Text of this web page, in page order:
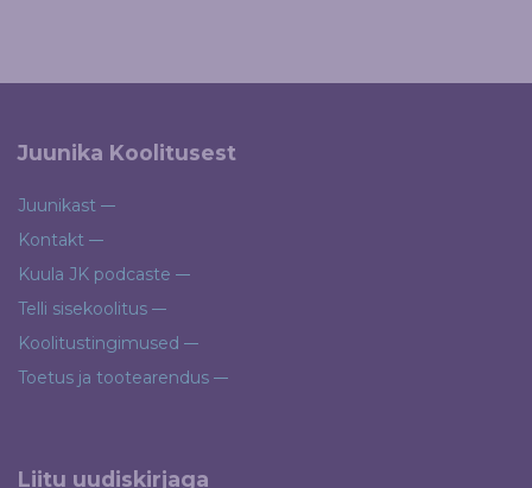
Juunika Koolitusest
Juunikast
Kontakt
Kuula JK podcaste
Telli sisekoolitus
Koolitustingimused
Toetus ja tootearendus
Liitu uudiskirjaga